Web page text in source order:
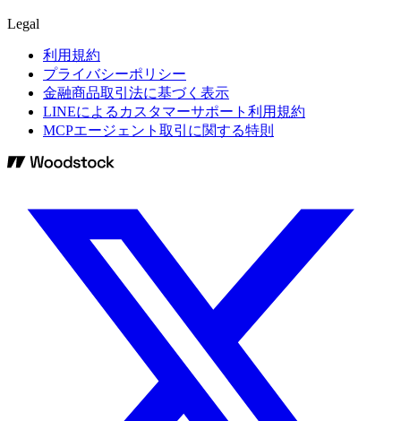
Legal
利用規約
プライバシーポリシー
金融商品取引法に基づく表示
LINEによるカスタマーサポート利用規約
MCPエージェント取引に関する特則